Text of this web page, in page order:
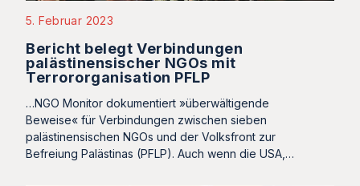
5. Februar 2023
Bericht belegt Verbindungen
palästinensischer NGOs mit
Terrororganisation PFLP
…NGO Monitor dokumentiert »überwältigende
Beweise« für Verbindungen zwischen sieben
palästinensischen NGOs und der Volksfront zur
Befreiung Palästinas (PFLP). Auch wenn die USA,…